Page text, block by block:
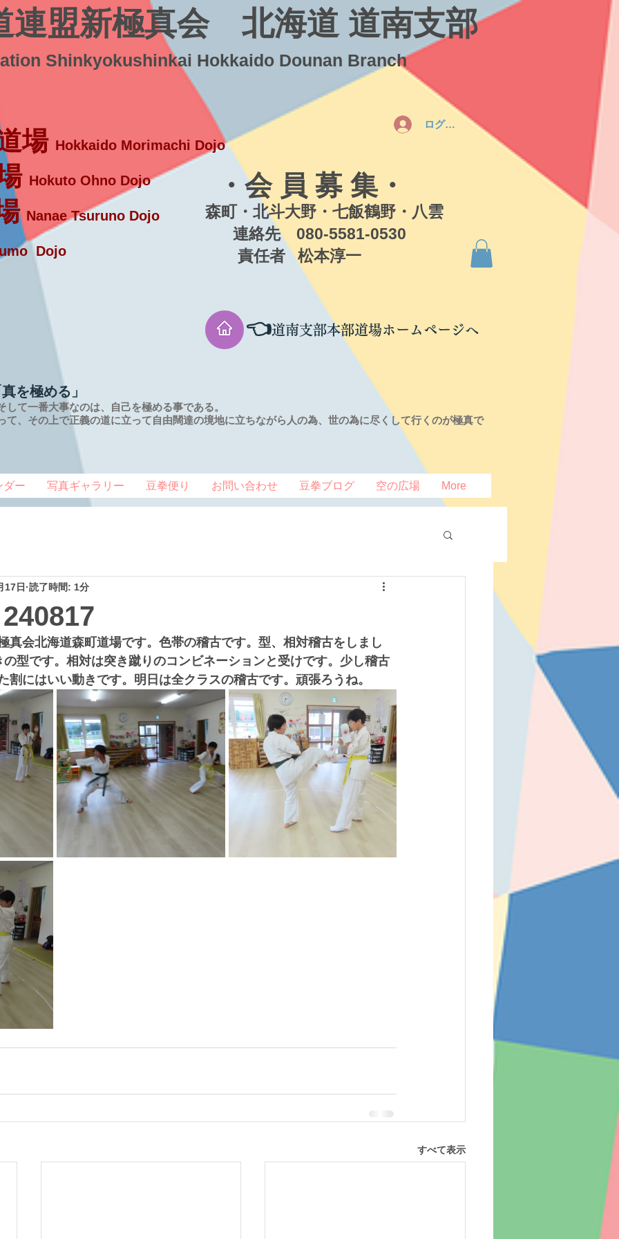
連盟新極真会 北海道 道南支部
Shinkyokushinkai Hokkaido Dounan Branch
ログイン
・会 員 募 集・
森町・北斗大野・七飯鶴野・八雲
連絡先 080-5581-0530
責任者 松本淳一
場 Hokkaido Morimachi Dojo
Hokuto Ohno Dojo
Nanae Tsuruno Dojo
Dojo
👈道南支部本部道場ホームページへ
を極める」
て一番大事なのは、自己を極める事である。
て、その上で正義の道に立って自由闊達の境地に立ちながら人の為、世の為に尽くして行くのが極真で
ダー 写真ギャラリー 豆拳便り お問い合わせ 豆拳ブログ 空の広場 More
17日 読了時間: 1分
真会北海道森町道場です。色帯の稽古です。型、相対稽古をしまし
型です。相対は突き蹴りのコンビネーションと受けです。少し稽古
割にはいい動きです。明日は全クラスの稽古です。頑張ろうね。
すべて表示